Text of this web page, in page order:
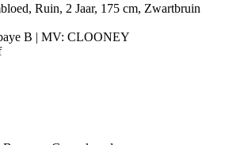
Ruin, 2 Jaar, 175 cm, Zwartbruin
B | MV: CLOONEY